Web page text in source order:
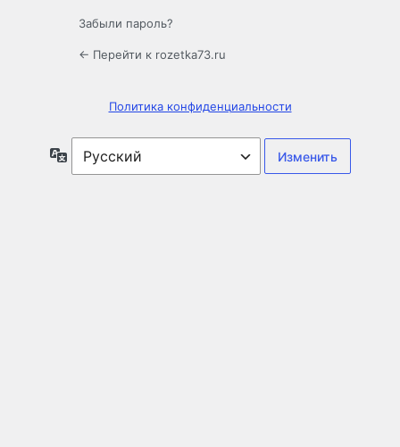
Забыли пароль?
← Перейти к rozetka73.ru
Политика конфиденциальности
Язык